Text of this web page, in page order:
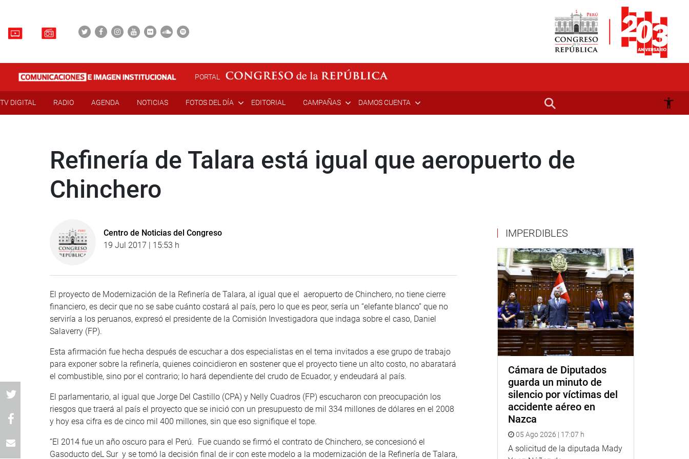
PORTAL
TV DIGITAL RADIO AGENDA NOTICIAS FOTOS DEL DÍA EDITORIAL CAMPAÑAS DAMOS CUENTA
Refinería de Talara está igual que aeropuerto de
Chinchero
Centro de Noticias del Congreso
19 Jul 2017 | 15:53 h
El proyecto de Modernización de la Refinería de Talara, al igual que el aeropuerto de Chinchero, no tiene cierre
financiero, es decir que no se sabe cuánto costará al país, pero lo que es peor, sería un “elefante blanco” que no
serviría a los peruanos, expresó el presidente de la Comisión Investigadora que indaga sobre el caso, Daniel
Salaverry (FP).
Esta afirmación fue hecha después de escuchar a dos especialistas en el tema invitados a ese grupo de trabajo
para exponer sobre la refinería, quienes coincidieron en sostener que el proyecto tiene un alto costo, no abaratará
el combustible, sino por el contrario; lo hará dependiente del crudo de Ecuador, y endeudará al país.
El parlamentario, al igual que Jorge Del Castillo (CPA) y Nelly Cuadros (FP) escucharon con preocupación los
riesgos que traerá al país el proyecto que se inició con un presupuesto de mil 334 millones de dólares en el 2008
y hoy esa cifra es de cinco mil 400 millones, sin que eso signifique el tope.
“El 2014 fue un año oscuro para el Perú. Fue cuando se firmó el contrato de Chinchero, se concesionó el
Gasoducto deL Sur y se tomó la decisión final de ir con este modelo a la modernización de la Refinería de Talara,
IMPERDIBLES
Cámara de Diputados
guarda un minuto de
silencio por víctimas del
accidente aéreo en
Nazca
05 Ago 2026 | 17:07 h
A solicitud de la diputada Mady